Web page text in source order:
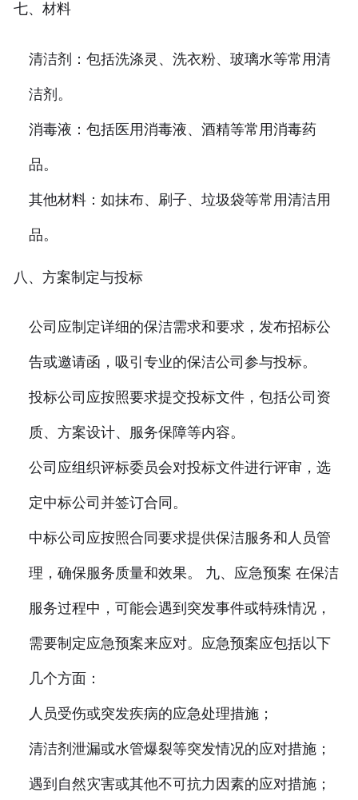
七、材料
清洁剂：包括洗涤灵、洗衣粉、玻璃水等常用清
洁剂。
消毒液：包括医用消毒液、酒精等常用消毒药
品。
其他材料：如抹布、刷子、垃圾袋等常用清洁用
品。
八、方案制定与投标
公司应制定详细的保洁需求和要求，发布招标公
告或邀请函，吸引专业的保洁公司参与投标。
投标公司应按照要求提交投标文件，包括公司资
质、方案设计、服务保障等内容。
公司应组织评标委员会对投标文件进行评审，选
定中标公司并签订合同。
中标公司应按照合同要求提供保洁服务和人员管
理，确保服务质量和效果。 九、应急预案 在保洁
服务过程中，可能会遇到突发事件或特殊情况，
需要制定应急预案来应对。应急预案应包括以下
几个方面：
人员受伤或突发疾病的应急处理措施；
清洁剂泄漏或水管爆裂等突发情况的应对措施；
遇到自然灾害或其他不可抗力因素的应对措施；